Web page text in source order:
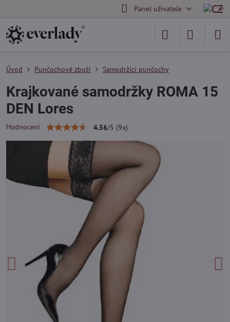
Panel uživatele
Úvod Punčochové zboží Samodržící punčochy
Krajkované samodržky ROMA 15
DEN Lores
Hodnocení 4.56/5 (9x)